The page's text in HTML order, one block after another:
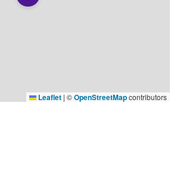
Leaflet | ©OpenStreetMapcontributors